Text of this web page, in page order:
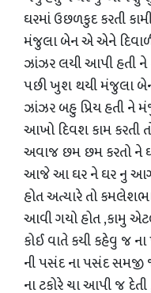
ઘરમાં ઉછળકુદ કરતી
મંજુલા બેન એ એને
ઝાંઝર લયી આપી હતી ને
પછી ખુશ થયી મંજુલા
ઝાંઝર બહુ પ્રિય હતી
આખો દિવશ કામ કરતી
અવાજ છમ છમ કરતો ને
આજે આ ઘર ને ઘર નુ
હોત અત્યારે તો
આવી ગયો હોત ,કામુ
કોઈ વાતે કયી કહેવુ જ
ની પસંદ ના પસંદ સમજી
ના ટકોરે ચા આપી જ